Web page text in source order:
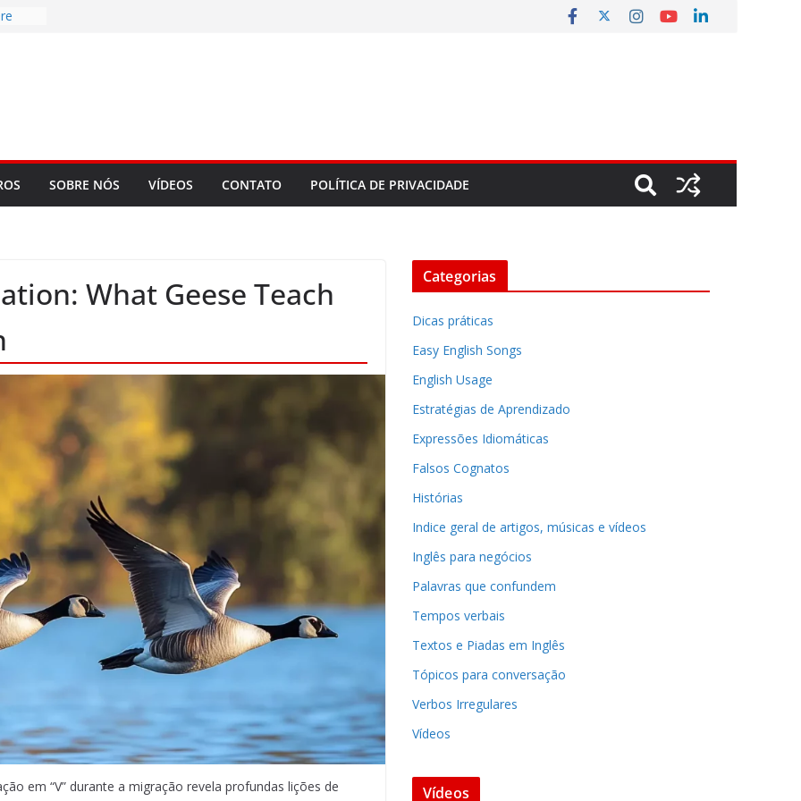
SOBRE NÓS VÍDEOS CONTATO POLÍTICA DE PRIVACIDADE
What Geese Teach
em “V” durante a migração revela profundas lições de
Categorias
Dicas práticas
Easy English Songs
English Usage
Estratégias de Aprendizado
Expressões Idiomáticas
Falsos Cognatos
Histórias
Indice geral de artigos, músicas e vídeos
Inglês para negócios
Palavras que confundem
Tempos verbais
Textos e Piadas em Inglês
Tópicos para conversação
Verbos Irregulares
Vídeos
Vídeos